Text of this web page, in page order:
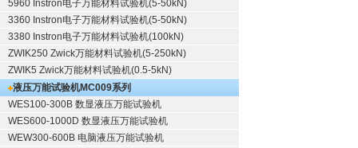
5960 Instron电子万能材料试验机(5-50kN)
3360 Instron电子万能材料试验机(5-50kN)
3380 Instron电子万能材料试验机(100kN)
ZWIK250 Zwick万能材料试验机(5-250kN)
ZWIK5 Zwick万能材料试验机(0.5-5kN)
液压万能试验机MC009系列
WES100-300B 数显液压万能试验机
WES600-1000D 数显液压万能试验机
WEW300-600B 电脑液压万能试验机